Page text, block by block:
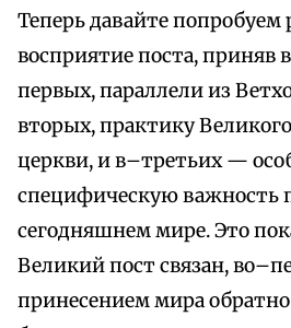
Теперь давайте
восприятие поста, приняв
первых, параллели из
вторых, практику
церкви, и в–третьих —
специфическую важность
сегодняшнем мире. Это
Великий пост связан,
принесением мира обратно